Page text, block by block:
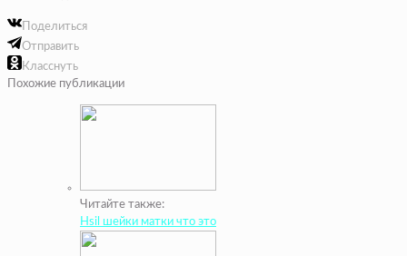
Поделиться
Отправить
Класснуть
Похожие публикации
Читайте также:
Hsil шейки матки что это